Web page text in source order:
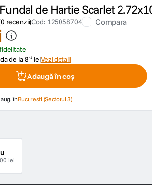
de Hartie Scarlet
0 recenzii)Cod: 125058704 Compara
de la841 leiVezi detalii
Adaugă în coș
înBucuresti (Sectorul 3)
lei